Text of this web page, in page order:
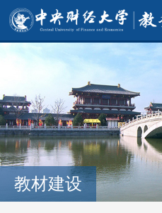
教材建设